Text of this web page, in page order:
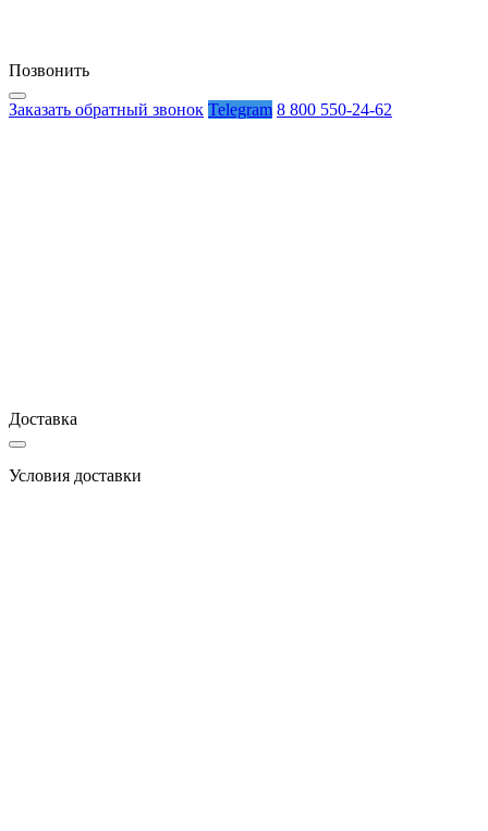
Позвонить
Заказать обратный звонок Telegram 8 800 550-24-62
Доставка
Условия доставки